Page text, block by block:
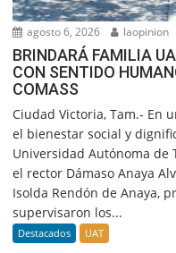
agosto 6, 2026 laopinion
BRINDARÁ FAMILIA
CON SENTIDO
COMASS
Ciudad Victoria, Tam.- En
el bienestar social y
Universidad Autónoma de
el rector Dámaso Anaya
Isolda Rendón de Anaya,
supervisaron los...
Destacados UAT